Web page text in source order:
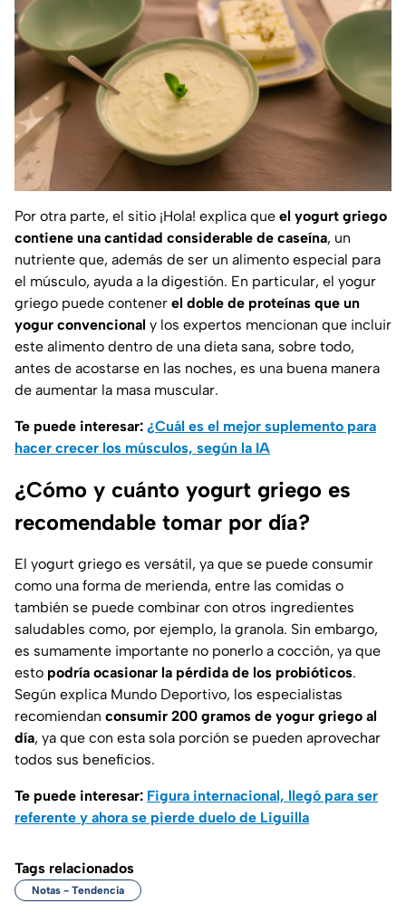
Por otra parte, el sitio ¡Hola! explica que el yogurt griego
contiene una cantidad considerable de caseína, un
nutriente que, además de ser un alimento especial para
el músculo, ayuda a la digestión. En particular, el yogur
griego puede contener el doble de proteínas que un
yogur convencional y los expertos mencionan que incluir
este alimento dentro de una dieta sana, sobre todo,
antes de acostarse en las noches, es una buena manera
de aumentar la masa muscular.
Te puede interesar: ¿Cuál es el mejor suplemento para
hacer crecer los músculos, según la IA
¿Cómo y cuánto yogurt griego es
recomendable tomar por día?
El yogurt griego es versátil, ya que se puede consumir
como una forma de merienda, entre las comidas o
también se puede combinar con otros ingredientes
saludables como, por ejemplo, la granola. Sin embargo,
es sumamente importante no ponerlo a cocción, ya que
esto podría ocasionar la pérdida de los probióticos.
Según explica Mundo Deportivo, los especialistas
recomiendan consumir 200 gramos de yogur griego al
día, ya que con esta sola porción se pueden aprovechar
todos sus beneficios.
Te puede interesar: Figura internacional, llegó para ser
referente y ahora se pierde duelo de Liguilla
Tags relacionados
Notas - Tendencia